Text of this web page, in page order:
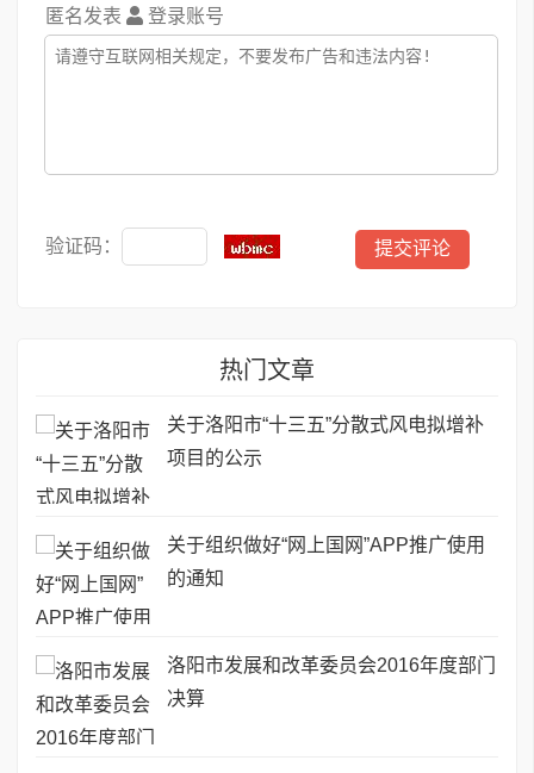
匿名发表 登录账号
验证码：
热门文章
关于洛阳市“十三五”分散式风电拟增补
项目的公示
关于组织做好“网上国网”APP推广使用
的通知
洛阳市发展和改革委员会2016年度部门
决算